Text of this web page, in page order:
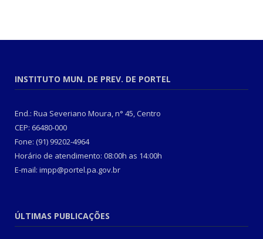
INSTITUTO MUN. DE PREV. DE PORTEL
End.: Rua Severiano Moura, n° 45, Centro
CEP: 66480-000
Fone: (91) 99202-4964
Horário de atendimento: 08:00h as 14:00h
E-mail: impp@portel.pa.gov.br
ÚLTIMAS PUBLICAÇÕES